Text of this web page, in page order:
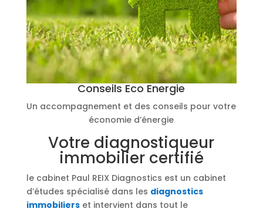
Conseils Eco Energie
Un accompagnement et des conseils pour votre
économie d’énergie
Votre diagnostiqueur
immobilier certifié
le cabinet Paul REIX Diagnostics est un cabinet
d’études spécialisé dans les diagnostics
immobilierset intervient dans tout le